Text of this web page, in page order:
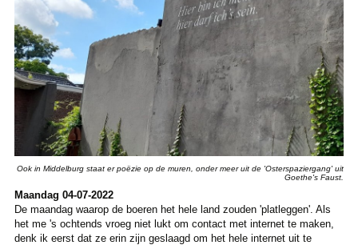
Ook in Middelburg staat er poëzie op de muren, onder meer uit de 'Osterspaziergang' uit
Goethe's Faust.
Maandag 04-07-2022
De maandag waarop de boeren het hele land zouden 'platleggen'. Als
het me 's ochtends vroeg niet lukt om contact met internet te maken,
denk ik eerst dat ze erin zijn geslaagd om het hele internet uit te